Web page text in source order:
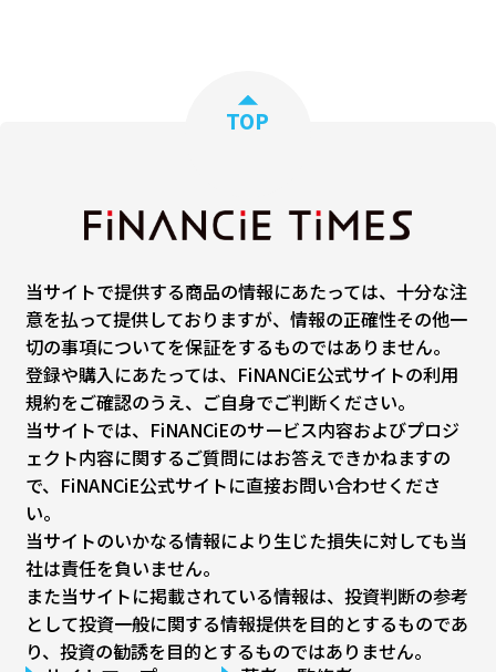
TOP
当サイトで提供する商品の情報にあたっては、十分な注
意を払って提供しておりますが、情報の正確性その他一
切の事項についてを保証をするものではありません。
登録や購入にあたっては、FiNANCiE公式サイトの利用
規約をご確認のうえ、ご自身でご判断ください。
当サイトでは、FiNANCiEのサービス内容およびプロジ
ェクト内容に関するご質問にはお答えできかねますの
で、FiNANCiE公式サイトに直接お問い合わせくださ
い。
当サイトのいかなる情報により生じた損失に対しても当
社は責任を負いません。
また当サイトに掲載されている情報は、投資判断の参考
として投資一般に関する情報提供を目的とするものであ
り、投資の勧誘を目的とするものではありません。